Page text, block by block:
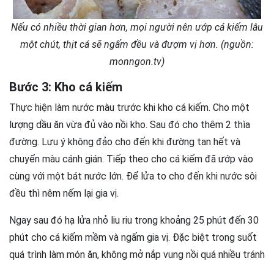
Nếu có nhiều thời gian hơn, mọi người nên ướp cá kiếm lâu
một chút, thịt cá sẽ ngấm đều và đượm vị hơn. (nguồn:
monngon.tv)
Bước 3: Kho cá kiếm
Thực hiện làm nước màu trước khi kho cá kiếm. Cho một
lượng dầu ăn vừa đủ vào nồi kho. Sau đó cho thêm 2 thìa
đường. Lưu ý không đảo cho đến khi đường tan hết và
chuyển màu cánh gián. Tiếp theo cho cá kiếm đã ướp vào
cùng với một bát nước lớn. Để lửa to cho đến khi nước sôi
đều thì nêm nếm lại gia vị.
Ngay sau đó hạ lửa nhỏ liu riu trong khoảng 25 phút đến 30
phút cho cá kiếm mềm và ngấm gia vị. Đặc biệt trong suốt
quá trình làm món ăn, không mở nắp vung nồi quá nhiều tránh